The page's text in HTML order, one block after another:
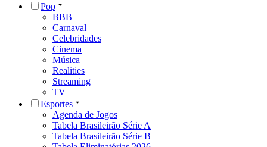
Pop
BBB
Carnaval
Celebridades
Cinema
Música
Realities
Streaming
TV
Esportes
Agenda de Jogos
Tabela Brasileirão Série A
Tabela Brasileirão Série B